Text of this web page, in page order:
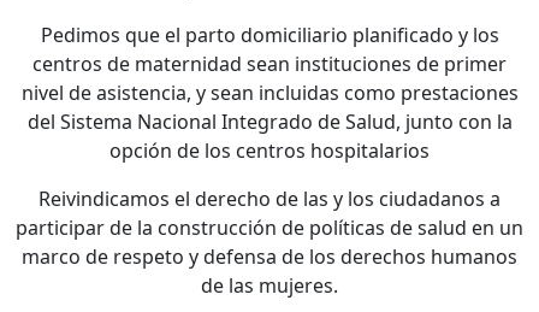
Pedimos que el parto domiciliario planificado y los
centros de maternidad sean instituciones de primer
nivel de asistencia, y sean incluidas como prestaciones
del Sistema Nacional Integrado de Salud, junto con la
opción de los centros hospitalarios
Reivindicamos el derecho de las y los ciudadanos a
participar de la construcción de políticas de salud en un
marco de respeto y defensa de los derechos humanos
de las mujeres.